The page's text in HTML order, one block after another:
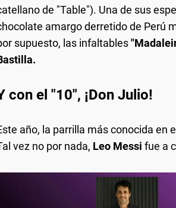
de "Table"). Una de sus
amargo derretido de Perú
supuesto, las infaltables
con el "10", ¡Don Julio!
año, la parrilla más conocida en
vez no por nada, Leo Messi fue a